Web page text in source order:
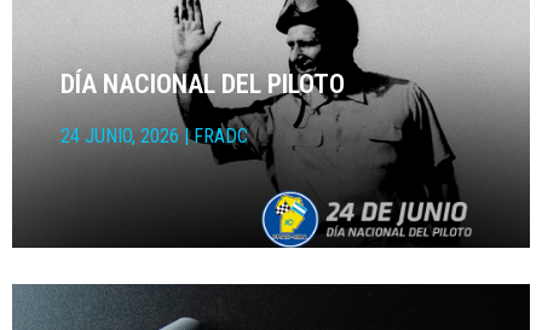
DÍA NACIONAL DEL PILOTO
24 JUNIO, 2026 | FRADC